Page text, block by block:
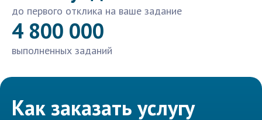
до первого отклика на ваше задание
4 800 000
выполненных заданий
Как заказать услугу